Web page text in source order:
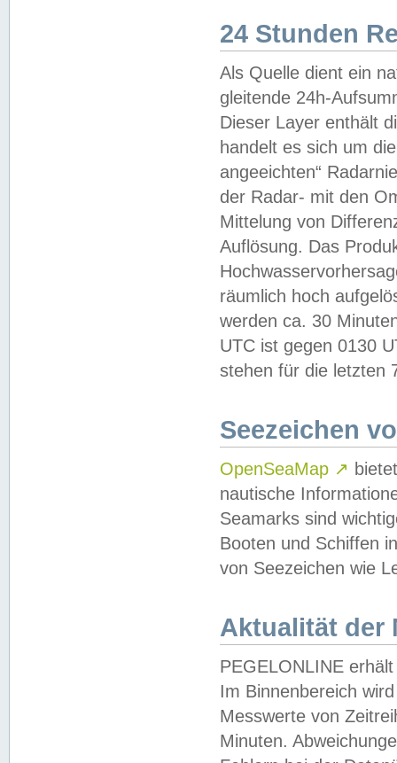
24 Stunden
Als Quelle dient ein
gleitende 24h-
Dieser Layer enthält
handelt es sich um
angeeichten“
der Radar- mit den
Mittelung von
Auflösung. Das
räumlich hoch
werden ca. 30
UTC ist gegen 0130
stehen für die letzten
Seezeichen
OpenSeaMap ↗
nautische
Seamarks sind
Booten und Schiffen
von Seezeichen wie
Aktualität der
PEGELONLINE
Im Binnenbereich
Messwerte von
Minuten.